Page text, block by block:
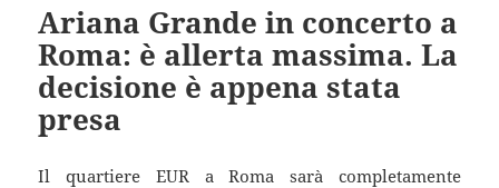
Ariana Grande in concerto a
Roma: è allerta massima. La
decisione è appena stata
presa
Il quartiere EUR a Roma sarà completamente